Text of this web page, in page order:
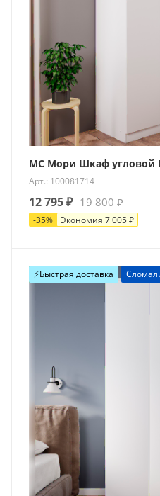
МС Мори Шкаф угловой
Арт.: 100081714
12 795₽ 19 800₽
-35% Экономия 7 005₽
Новинка
⚡️Быстрая доставка